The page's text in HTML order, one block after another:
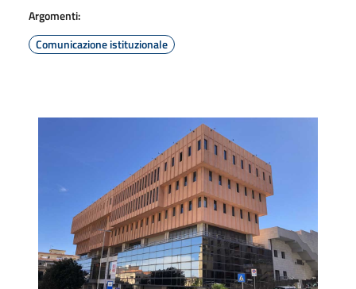
Argomenti:
Comunicazione istituzionale